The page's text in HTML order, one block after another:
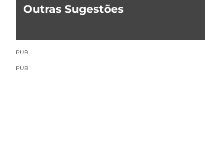
Outras Sugestões
PUB
PUB